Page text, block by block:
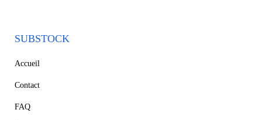
SUBSTOCK
Accueil
Contact
FAQ